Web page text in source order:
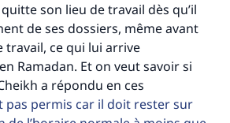
son lieu de travail dès qu’il
de ses dossiers, même avant
travail, ce qui lui arrive
Ramadan. Et on veut savoir si
a répondu en ces
pas permis car il doit rester sur
no. 110845 salvó un
matrimonio.
la A, su contribución ayuda a
IslamQA.